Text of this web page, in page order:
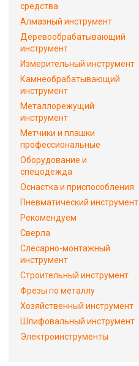
средства
Алмазный инструмент
Деревообрабатывающий
инструмент
Измерительный инструмент
Камнеобрабатывающий
инструмент
Металлорежущий
инструмент
Метчики и плашки
профессиональные
Оборудование и
спецодежда
Оснастка и приспособления
Пневматический инструмент
Рекомендуем
Сверла
Слесарно-монтажный
инструмент
Строительный инструмент
Фрезы по металлу
Хозяйственный инструмент
Шлифовальный инструмент
Электроинструменты